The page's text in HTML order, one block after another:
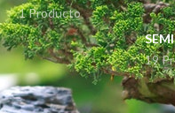
1 Producto
19
Inicio Productos etiquetados